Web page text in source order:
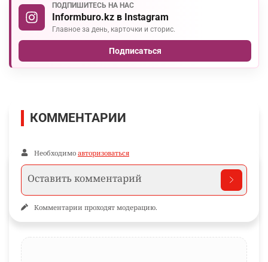
ПОДПИШИТЕСЬ НА НАС
Informburo.kz в Instagram
Главное за день, карточки и сторис.
Подписаться
КОММЕНТАРИИ
Необходимо авторизоваться
Комментарии проходят модерацию.